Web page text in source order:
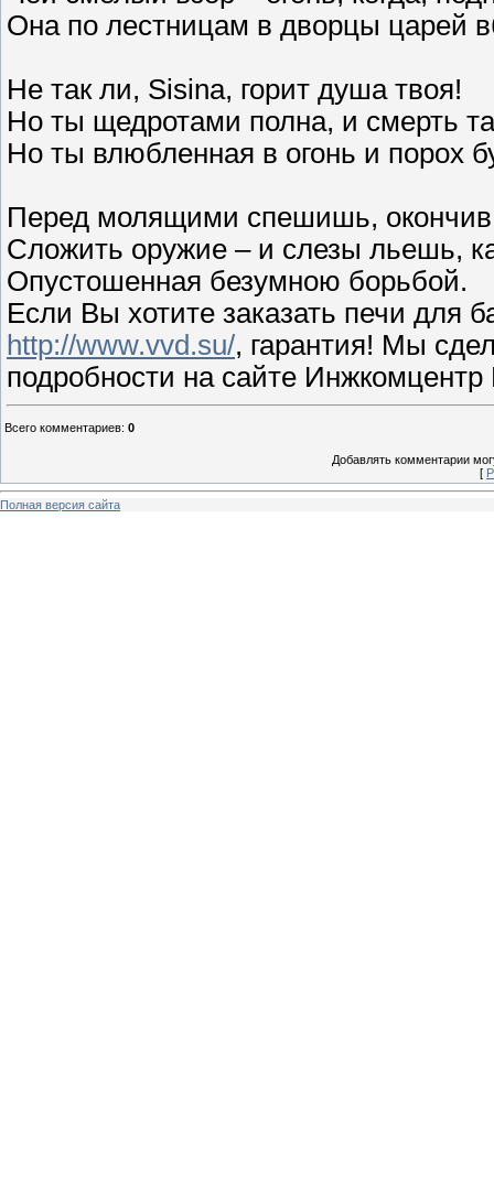
Она по лестницам в дворцы царей
Не так ли, Sisina, горит душа твоя!
Но ты щедротами полна, и смерть
Но ты влюбленная в огонь и порох
Перед молящими спешишь,
Сложить оружие – и слезы льешь,
Опустошенная безумною борьбой.
Если Вы хотите заказать печи для
http://www.vvd.su/, гарантия! Мы
подробности на сайте
Всего комментариев: 0
Добавлять комментарии
[
Полная версия сайта